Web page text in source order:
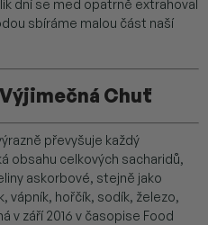
dní se med opatrně extrahoval
sbíráme malou část naší
Chuť
převyšuje každý
obsahu celkových sacharidů,
askorbové, stejně jako
vápník, hořčík, sodík, železo,
v září 2016 v časopise Food